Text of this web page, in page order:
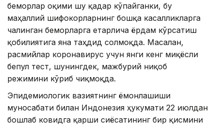
беморлар оқими шу қадар кўпайганки, бу
маҳаллий шифокорларнинг бошқа касалликларга
чалинган беморларга етарлича ёрдам кўрсатиш
қобилиятига яна таҳдид солмоқда. Масалан,
расмийлар коронавирус учун янги кенг миқёсли
бепул тест, шунингдек, мажбурий ниқоб
режимини кўриб чиқмоқда.
Эпидемиологик вазиятнинг ёмонлашиши
муносабати билан Индонезия ҳукумати 22 июлдан
бошлаб ковидга қарши сиёсатининг бир қисмини